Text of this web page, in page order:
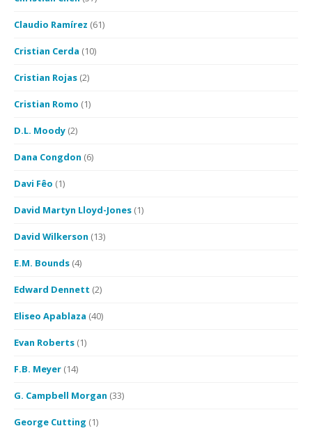
Claudio Ramírez (61)
Cristian Cerda (10)
Cristian Rojas (2)
Cristian Romo (1)
D.L. Moody (2)
Dana Congdon (6)
Davi Fêo (1)
David Martyn Lloyd-Jones (1)
David Wilkerson (13)
E.M. Bounds (4)
Edward Dennett (2)
Eliseo Apablaza (40)
Evan Roberts (1)
F.B. Meyer (14)
G. Campbell Morgan (33)
George Cutting (1)